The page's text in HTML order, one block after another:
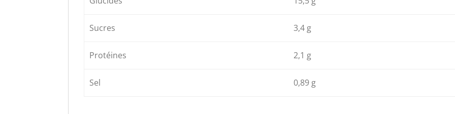
Sucres 3,4 g
Protéines 2,1 g
Sel 0,89 g